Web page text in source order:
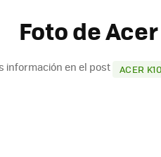
Foto de
información en el post ACER